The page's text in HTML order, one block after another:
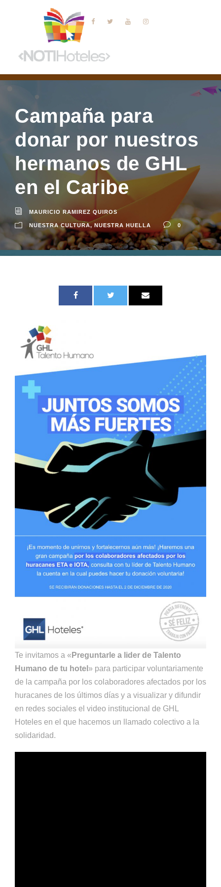
Campaña para
donar por nuestros
hermanos de GHL
en el Caribe
MAURICIO RAMIREZ QUIROS
NUESTRA CULTURA, NUESTRA HUELLA 0
Te invitamos a « Preguntarle a lider de Talento
Humano de tu hotel » para participar voluntariamente
de la campaña por los colaboradores afectados por los
huracanes de los últimos días y a visualizar y difundir
en redes sociales el video institucional de GHL
Hoteles en el que hacemos un llamado colectivo a la
solidaridad.